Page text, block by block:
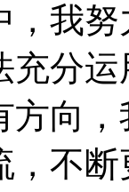
，我
充分
方向
，不